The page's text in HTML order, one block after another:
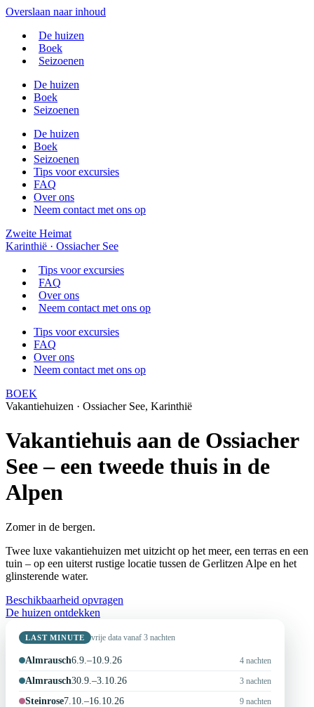
Overslaan naar inhoud
De huizen
Boek
Seizoenen
De huizen
Boek
Seizoenen
De huizen
Boek
Seizoenen
Tips voor excursies
FAQ
Over ons
Neem contact met ons op
Zweite Heimat
Karinthië · Ossiacher See
Tips voor excursies
FAQ
Over ons
Neem contact met ons op
Tips voor excursies
FAQ
Over ons
Neem contact met ons op
BOEK
Vakantiehuizen · Ossiacher See, Karinthië
Vakantiehuis aan de Ossiacher
See – een tweede thuis in de
Alpen
Zomer in de bergen.
Twee luxe vakantiehuizen met uitzicht op het meer, een terras en een
tuin – op een uiterst rustige locatie tussen de Gerlitzen Alpe en het
glinsterende water.
Beschikbaarheid opvragen
De huizen ontdekken
LAST MINUTE vrije data vanaf 3 nachten
Almrausch6.9.–10.9.26 4 nachten
Almrausch30.9.–3.10.26 3 nachten
Steinrose7.10.–16.10.26 9 nachten